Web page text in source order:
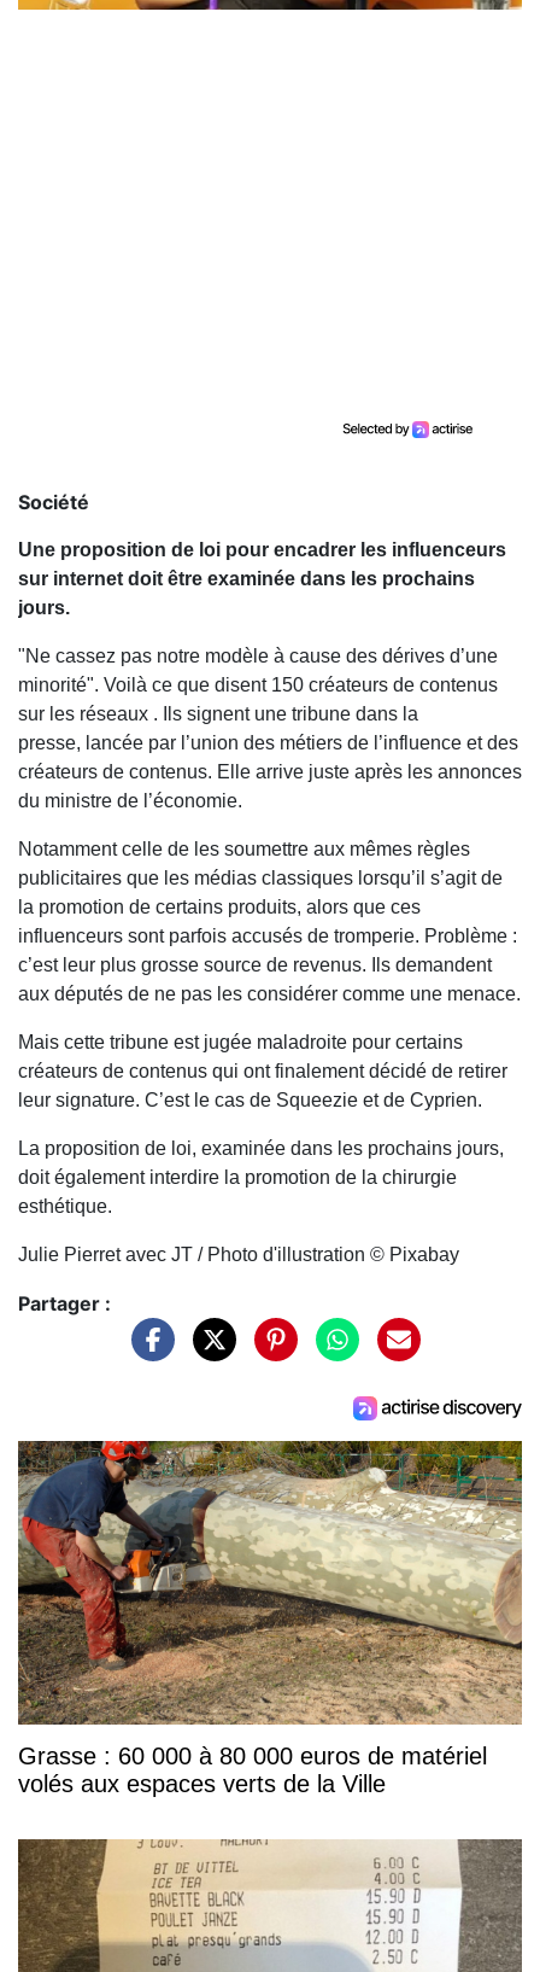
Société
Une proposition de loi pour encadrer les influenceurs
sur internet doit être examinée dans les prochains
jours.
"Ne cassez pas notre modèle à cause des dérives d’une
minorité". Voilà ce que disent 150 créateurs de contenus
sur les réseaux . Ils signent une tribune dans la
presse, lancée par l’union des métiers de l’influence et des
créateurs de contenus. Elle arrive juste après les annonces
du ministre de l’économie.
Notamment celle de les soumettre aux mêmes règles
publicitaires que les médias classiques lorsqu’il s’agit de
la promotion de certains produits, alors que ces
influenceurs sont parfois accusés de tromperie. Problème :
c’est leur plus grosse source de revenus. Ils demandent
aux députés de ne pas les considérer comme une menace.
Mais cette tribune est jugée maladroite pour certains
créateurs de contenus qui ont finalement décidé de retirer
leur signature. C’est le cas de Squeezie et de Cyprien.
La proposition de loi, examinée dans les prochains jours,
doit également interdire la promotion de la chirurgie
esthétique.
Julie Pierret avec JT / Photo d'illustration © Pixabay
Partager :
Grasse : 60 000 à 80 000 euros de matériel
volés aux espaces verts de la Ville